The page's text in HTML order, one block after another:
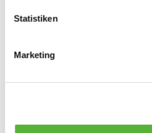
Statistiken
Marketing